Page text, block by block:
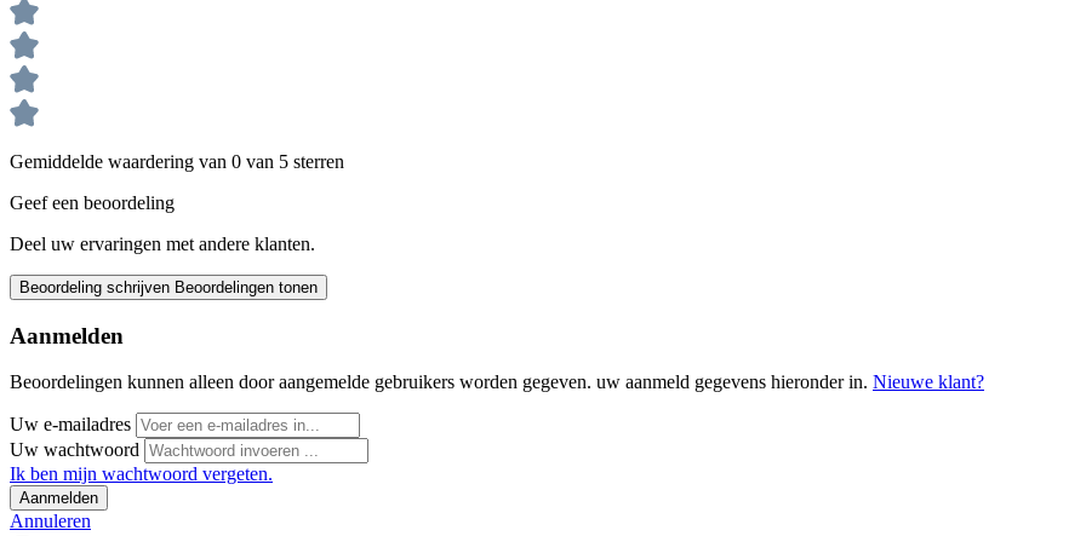
Gemiddelde waardering van 0 van 5 sterren
Geef een beoordeling
Deel uw ervaringen met andere klanten.
Beoordeling schrijven Beoordelingen tonen
Aanmelden
Beoordelingen kunnen alleen door aangemelde gebruikers worden gegeven. uw aanmeld gegevens hieronder in. Nieuwe klant?
Uw e-mailadres
Uw wachtwoord
Ik ben mijn wachtwoord vergeten.
Aanmelden
Annuleren